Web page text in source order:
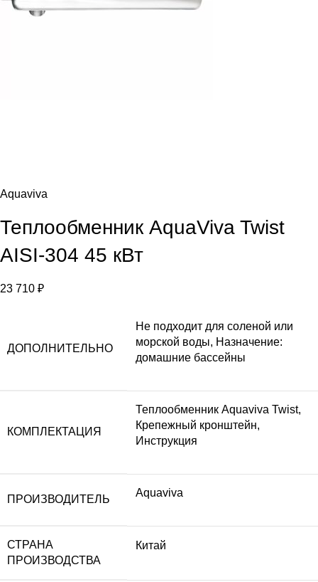
Aquaviva
Теплообменник AquaViva Twist
AISI-304 45 кВт
23 710 ₽
ДОПОЛНИТЕЛЬНО
Не подходит для соленой или
морской воды, Назначение:
домашние бассейны
КОМПЛЕКТАЦИЯ
Теплообменник Aquaviva Twist,
Крепежный кронштейн,
Инструкция
ПРОИЗВОДИТЕЛЬ
Aquaviva
СТРАНА
ПРОИЗВОДСТВА
Китай